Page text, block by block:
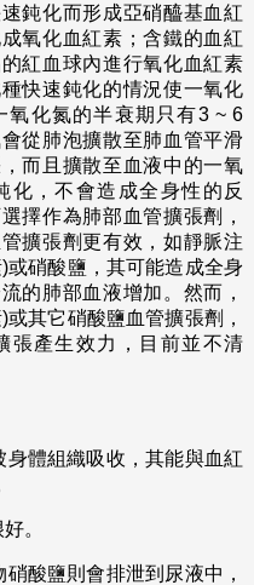
鈍化而形成亞硝醯基血紅
氧化血紅素；含鐵的血紅
紅血球內進行氧化血紅素
快速鈍化的情況使一氧化
氧化氮的半衰期只有3 ~ 6
從肺泡擴散至肺血管平滑
而且擴散至血液中的一氧
化，不會造成全身性的反
擇作為肺部血管擴張劑，
擴張劑更有效，如靜脈注
或硝酸鹽，其可能造成全身
的肺部血液增加。然而，
其它硝酸鹽血管擴張劑，
張產生效力，目前並不清
身體組織吸收，其能與血紅
。
酸鹽則會排泄到尿液中，